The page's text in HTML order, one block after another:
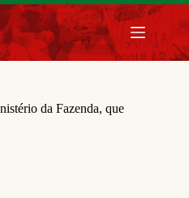
da Fazenda, que